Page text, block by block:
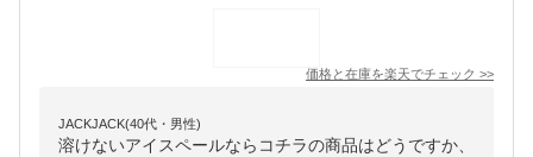
価格と在庫を楽天でチェック >>
JACKJACK(40代・男性)
溶けないアイスペールならコチラの商品はどうですか、